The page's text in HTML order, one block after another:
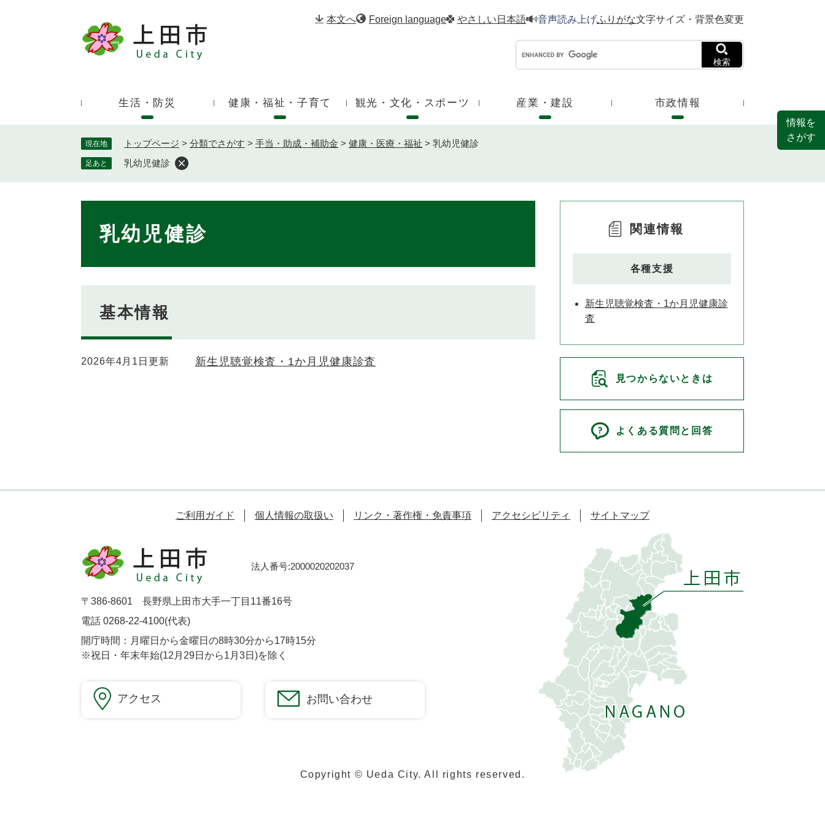
。
本文へ Foreign language やさしい日本語 音声読み上げふりがな文字サイズ・背景色変更
ド
検索
生活・防災 健康・福祉・子育て 観光・文化・スポーツ 産業・建設 市政情報
現在地 トップページ > 分類でさがす > 手当・助成・補助金 > 健康・医療・福祉 > 乳幼児健診
足あと 乳幼児健診
乳幼児健診
基本情報
2026年4月1日更新 新生児聴覚検査・1か月児健康診査
関連情報
各種支援
新生児聴覚検査・1か月児健康診
査
見つからないときは
よくある質問と回答
情報を
さがす
ご利用ガイド 個人情報の取扱い リンク・著作権・免責事項 アクセシビリティ サイトマップ
法人番号:2000020202037
〒386-8601 長野県上田市大手一丁目11番16号
電話 0268-22-4100(代表)
開庁時間：月曜日から金曜日の8時30分から17時15分
※祝日・年末年始(12月29日から1月3日)を除く
アクセス お問い合わせ
Copyright © Ueda City. All rights reserved.